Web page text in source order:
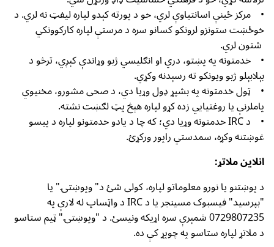
• مرکز ځینې اسانتیاوې لري، خو د پورته کېدو لپاره لیفټ نه لري. د
خوځښت ستونزو لرونکو کسانو سره د مرستې لپاره کارکوونکي
شتون لري.
• خدمتونه په پښتو، دري او انګلیسي ژبو وړاندې کېږي، ترڅو د
بېلابېلو ژبو ویونکو ته رسېدنه وکړي.
• ټول خدمتونه په بشپړ ډول وړیا دي، د صحی مشورو، مخنیوي
پاملرنې یا روغتیايي زده کړو لپاره هېڅ پټ لګښت نشته.
• د IRC خدمتونه وړیا دي؛ که چا د یادو خدمتونو لپاره د پیسو
غوښتنه وکړه، سمدستي راپور ورکړئ.
انلاین ملاتړ:
د پوښتنو یا نورو معلوماتو لپاره، کولی شئ د" وپوښتۍ" یا
"بپرسید" فیسبوک مسینجر یا د IRC د واټساپ له لارې په
0729807235 شمېرې سره اړیکه ونیسئ. د "وپوښتۍ" ټیم ستاسو
د ملاتړ لپاره ستاسو په چوپړ کې ده.